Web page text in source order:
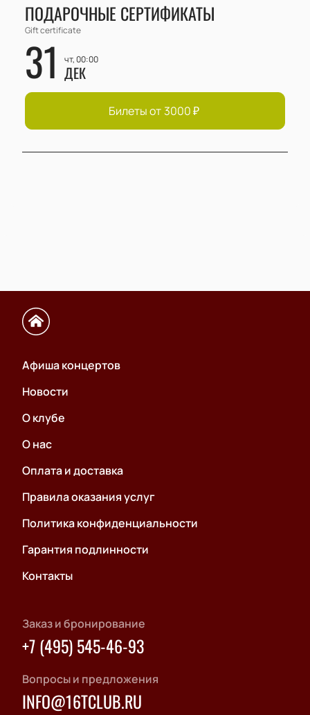
ПОДАРОЧНЫЕ СЕРТИФИКАТЫ
Gift certificate
31 чт, 00:00
ДЕК
Билеты от 3000₽
Афиша концертов
Новости
О клубе
О нас
Оплата и доставка
Правила оказания услуг
Политика конфиденциальности
Гарантия подлинности
Контакты
Заказ и бронирование
+7 (495) 545-46-93
Вопросы и предложения
INFO@16TCLUB.RU